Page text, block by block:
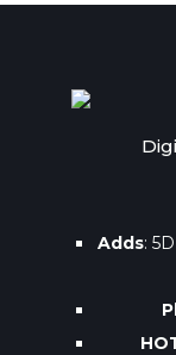
Adds: